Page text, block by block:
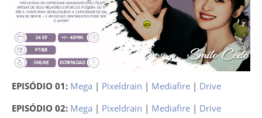
EPISÓDIO 01: Mega | Pixeldrain | Mediafire | Drive
EPISÓDIO 02: Mega | Pixeldrain | Mediafire | Drive